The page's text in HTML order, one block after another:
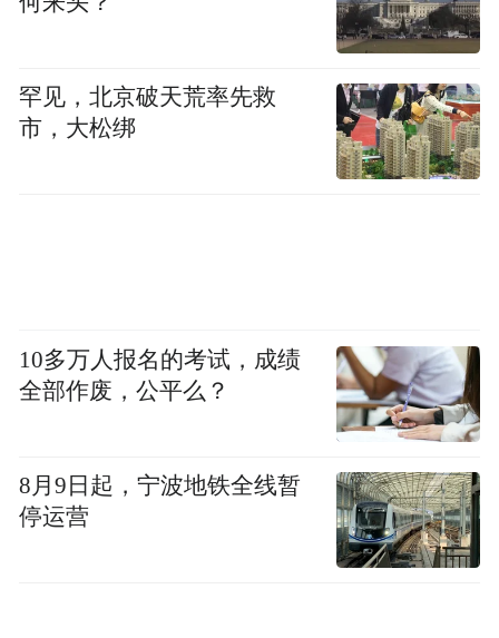
《深夜巨震！黄金跌穿4330美元、纳指重挫
3%、比特币失守6万美元关口》财联社
罕见，北京破天荒率先救
市，大松绑
10多万人报名的考试，成绩
全部作废，公平么？
8月9日起，宁波地铁全线暂
停运营